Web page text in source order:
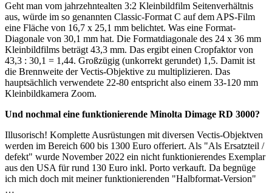
Geht man vom jahrzehntealten 3:2 Kleinbildfilm Seitenverhältnis
aus, würde im so genannten Classic-Format C auf dem APS-Film
eine Fläche von 16,7 x 25,1 mm belichtet. Was eine Format-
Diagonale von 30,1 mm hat. Die Formatdiagonale des 24 x 36 mm
Kleinbildfilms beträgt 43,3 mm. Das ergibt einen Cropfaktor von
43,3 : 30,1 = 1,44. Großzügig (unkorrekt gerundet) 1,5. Damit ist
die Brennweite der Vectis-Objektive zu multiplizieren. Das
hauptsächlich verwendete 22-80 entspricht also einem 33-120 mm
Kleinbildkamera Zoom.
Und nochmal eine funktionierende Minolta Dimage RD 3000?
Illusorisch! Komplette Ausrüstungen mit diversen Vectis-Objektven
werden im Bereich 600 bis 1300 Euro offeriert. Als "Als Ersatzteil /
defekt" wurde November 2022 ein nicht funktionierendes Exemplar
aus den USA für rund 130 Euro inkl. Porto verkauft. Da begnüge
ich mich doch mit meiner funktionierenden "Halbformat-Version"
…